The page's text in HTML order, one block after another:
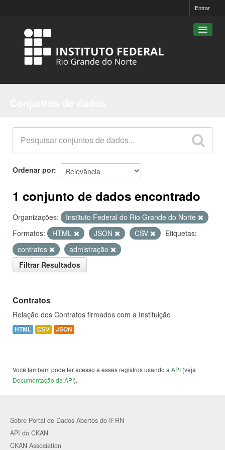
Entrar
Grupos
Sobre
Ordenar por
1 conjunto de dados encontrado
Organizações:
Instituto Federal do Rio Grande do Norte
Formatos:
HTML JSON CSV
Etiquetas:
contratos
admistração
Filtrar Resultados
Contratos
Relação dos Contratos firmados com a Instituição
HTML CSV JSON
Você também pode ter acesso a esses registros usando a API (veja
Documentação da API).
Sobre Portal de Dados Abertos do IFRN
API do CKAN
CKAN Association